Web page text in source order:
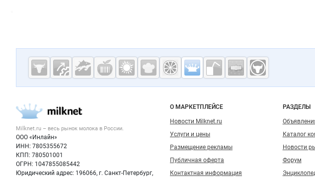
Дополнительная информация
Cсылки на полезные проекты
Молочная
промышленность
Milknet.ru
Важные разделы и контакты
Milknet.ru – весь рынок молока в России.
ООО «Инлайн»
ИНН: 7805355672
КПП: 780501001
ОГРН: 1047855085442
Юридический адрес: 196066, г. Санкт-Петербург,
Навигация по сайту
О МАРКЕТПЛЕЙСЕ
Новости Milknet.ru
Услуги и цены
Размещение рекламы
Публичная оферта
Контактная информация
РАЗДЕЛЫ
Каталог
Новости
Форум